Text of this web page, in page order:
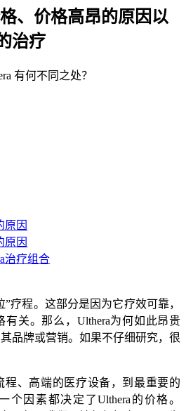
、价格高昂的原因以
治疗
有何不同之处？
原因
原因
治疗组合
”疗程。这部分是因为它疗效可靠，
关。那么，Ulthera为何如此昂贵
品牌或营销。如果不仔细研究，很
程、高端的医疗设备，到最重要的
因素都决定了Ulthera的价格。